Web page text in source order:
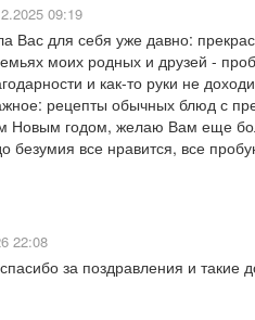
09:19
Вас для себя уже давно:
моих родных и друзей -
и как-то руки не
рецепты обычных блюд с
Новым годом, желаю Вам еще
безумия все нравится, все
22:08
за поздравления и такие